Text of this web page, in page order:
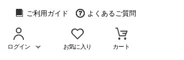
ご利用ガイド よくあるご質問
ログイン お気に入り カート